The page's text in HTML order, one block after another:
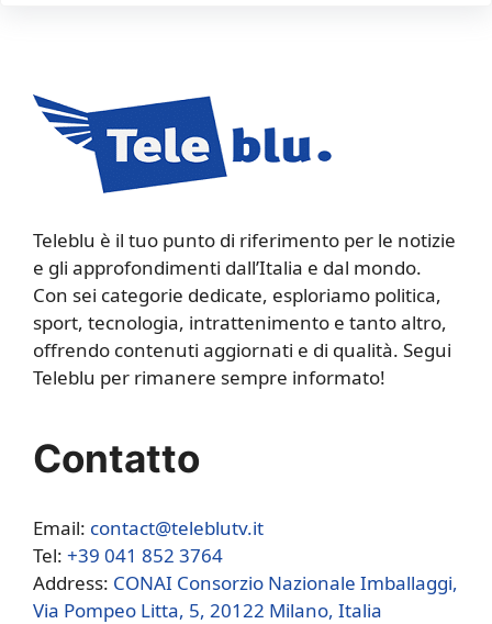
Teleblu è il tuo punto di riferimento per le notizie
e gli approfondimenti dall’Italia e dal mondo.
Con sei categorie dedicate, esploriamo politica,
sport, tecnologia, intrattenimento e tanto altro,
offrendo contenuti aggiornati e di qualità. Segui
Teleblu per rimanere sempre informato!
Contatto
Email: contact@teleblutv.it
Tel: +39 041 852 3764
Address: CONAI Consorzio Nazionale Imballaggi,
Via Pompeo Litta, 5, 20122 Milano, Italia